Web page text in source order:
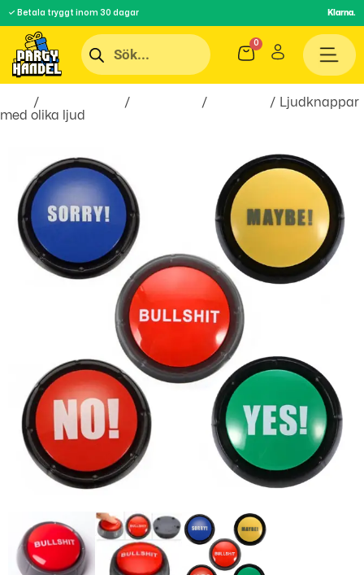
✓ Betala tryggt inom 30 dagar Klarna.
/ / /
/ Ljudknappar
med olika ljud